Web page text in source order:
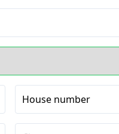
House number